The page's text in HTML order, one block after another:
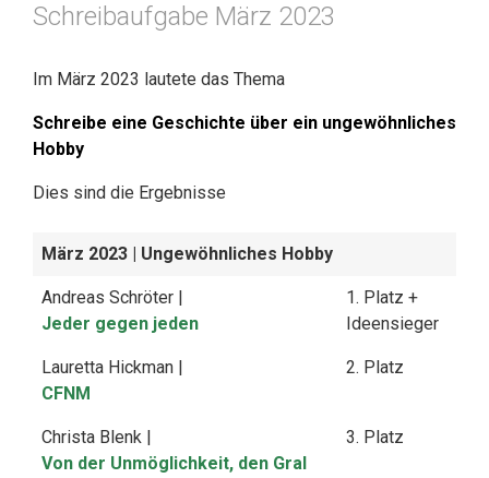
Schreibaufgabe März 2023
Im März 2023 lautete das Thema
Schreibe eine Geschichte über ein ungewöhnliches
Hobby
Dies sind die Ergebnisse
März 2023 | Ungewöhnliches Hobby
Andreas Schröter |
Jeder gegen jeden
1. Platz +
Ideensieger
Lauretta Hickman |
CFNM
2. Platz
Christa Blenk |
Von der Unmöglichkeit, den Gral
3. Platz